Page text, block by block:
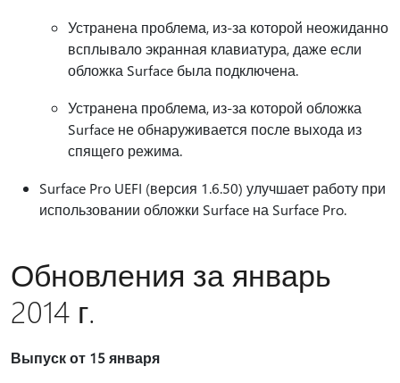
Устранена проблема, из-за которой неожиданно
всплывало экранная клавиатура, даже если
обложка Surface была подключена.
Устранена проблема, из-за которой обложка
Surface не обнаруживается после выхода из
спящего режима.
Surface Pro UEFI (версия 1.6.50) улучшает работу при
использовании обложки Surface на Surface Pro.
Обновления за январь
2014 г.
Выпуск от 15 января